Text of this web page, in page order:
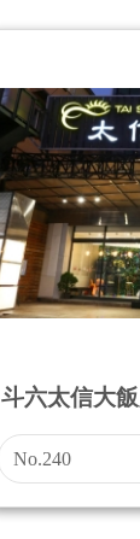
斗六太信大飯
No.240